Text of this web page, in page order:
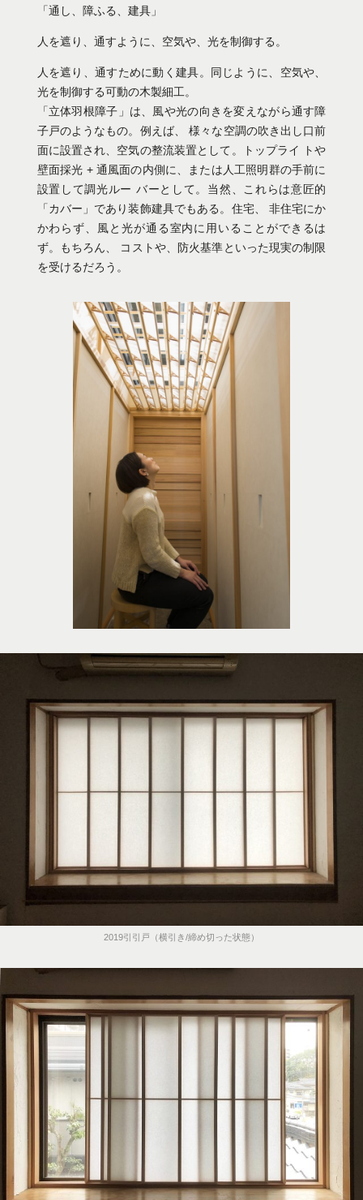
2＠casacuomocafeうきはいそのさわ
3＠casacuomocafeうきはいそのさわ
4＠casacuomocafeうきはいそのさわ
5＠casacuomocafeうきはいそのさわ
6＠casacuomocafeうきはいそのさわ
1＠casacuomocafeうきはいそのさわ
9@casacuomocafeうきはいそのさわ
10@casacuomocafeうきはいそのさわ
20@casacuomocafeうきはいそのさわ
19@casacuomocafeうきはいそのさわ
18@casacuomocafeうきはいそのさわ
17@casacuomocafeうきはいそのさわ
16@casacuomocafeうきはいそのさわ
15@casacuomocafeうきはいそのさわ
14@casacuomocafeうきはいそのさわ
13@casacuomocafeうきはいそのさわ
12@casacuomocafeうきはいそのさわ
11@casacuomocafeうきはいそのさわ
「通し、障ふる、建具」
人を遮り、通すように、空気や、光を制御する。
人を遮り、通すために動く建具。同じように、空気や、
光を制御する可動の木製細工。
「立体羽根障子」は、風や光の向きを変えながら通す障
子戸のようなもの。例えば、 様々な空調の吹き出し口前
面に設置され、空気の整流装置として。トップライ トや
壁面採光 + 通風面の内側に、または人工照明群の手前に
設置して調光ルー バーとして。当然、これらは意匠的
「カバー」であり装飾建具でもある。住宅、 非住宅にか
かわらず、風と光が通る室内に用いることができるは
ず。もちろん、 コストや、防火基準といった現実の制限
を受けるだろう。
2019引引戸（横引き/締め切った状態）